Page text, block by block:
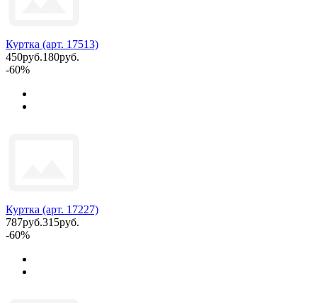
Куртка (арт. 17513)
450руб.180руб.
-60%
Куртка (арт. 17227)
787руб.315руб.
-60%